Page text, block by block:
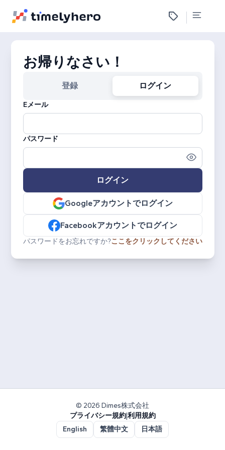
お帰りなさい！
登録 ログイン
Eメール
パスワード
ログイン
Googleアカウントでログイン
Facebookアカウントでログイン
パスワードをお忘れですか?ここをクリックしてください
© 2026 Dimes株式会社
プライバシー規約|利用規約
English
繁體中文 日本語